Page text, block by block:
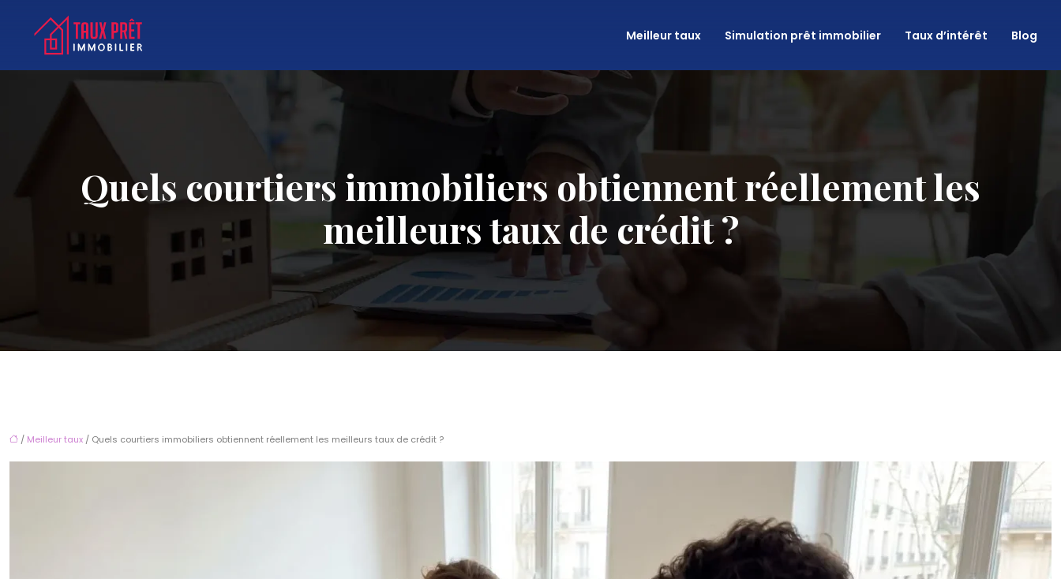
Meilleur taux Simulation prêt immobilier Taux d’intérêt Blog
Quels courtiers immobiliers obtiennent réellement les
meilleurs taux de crédit ?
/ Meilleur taux / Quels courtiers immobiliers obtiennent réellement les meilleurs taux de crédit ?